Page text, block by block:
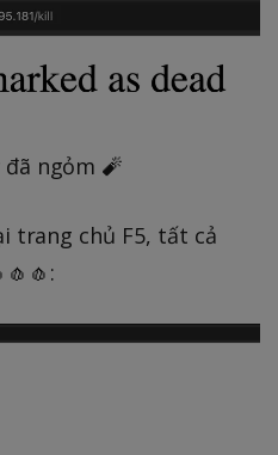
ngỏm 🧨
trang chủ F5, tất cả